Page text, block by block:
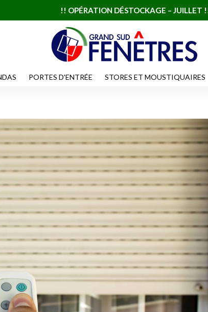
!! OPÉRATION DÉSTOCKAGE – JUILLET !! La pose à 1
PORTES D'ENTRÉE STORES ET MOUSTIQUAIRES